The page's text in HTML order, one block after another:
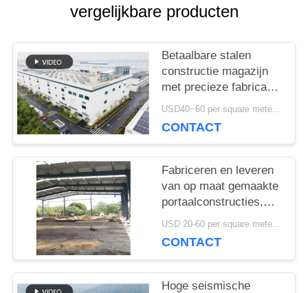
GEVALLEN
SITEMAP
PRIVACYBELEID
vergelijkbare producten
Betaalbare stalen
constructie magazijn
met precieze fabricage
en one-stop
USD40~60 per square meter MOQ:1000 sqm
CONTACT
Fabriceren en leveren
van op maat gemaakte
portaalconstructies,
staalconstructie
USD 20-60 per square meter MOQ:1000 Vierkante Meter
CONTACT
Hoge seismische